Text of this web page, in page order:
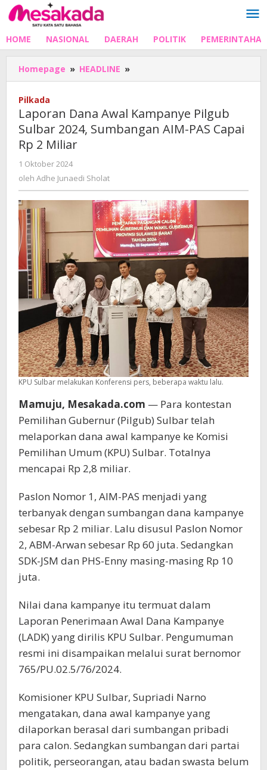
Lewati
ke
HOME NASIONAL DAERAH POLITIK
Homepage » HEADLINE »
Dana
Pilgub
Sulbar
Capai
Rp
2
Miliar
Pilkada
Laporan Dana Awal Kampanye Pilgub
Sulbar 2024, Sumbangan AIM-PAS Capai
Rp 2 Miliar
1 Oktober 2024
Adhe
oleh Adhe Junaedi Sholat
KPU Sulbar melakukan Konferensi pers, beberapa waktu lalu.
Mamuju, Mesakada.com — Para kontestan
Pemilihan Gubernur (Pilgub) Sulbar telah
melaporkan dana awal kampanye ke Komisi
Pemilihan Umum (KPU) Sulbar. Totalnya
mencapai Rp 2,8 miliar.
Paslon Nomor 1, AIM-PAS menjadi yang
terbanyak dengan sumbangan dana kampanye
sebesar Rp 2 miliar. Lalu disusul Paslon Nomor
2, ABM-Arwan sebesar Rp 60 juta. Sedangkan
SDK-JSM dan PHS-Enny masing-masing Rp 10
juta.
Nilai dana kampanye itu termuat dalam
Laporan Penerimaan Awal Dana Kampanye
(LADK) yang dirilis KPU Sulbar. Pengumuman
resmi ini disampaikan melalui surat bernomor
765/PU.02.5/76/2024.
Komisioner KPU Sulbar, Supriadi Narno
mengatakan, dana awal kampanye yang
dilaporkan berasal dari sumbangan pribadi
para calon. Sedangkan sumbangan dari partai
politik, perseorangan, atau badan swasta belum